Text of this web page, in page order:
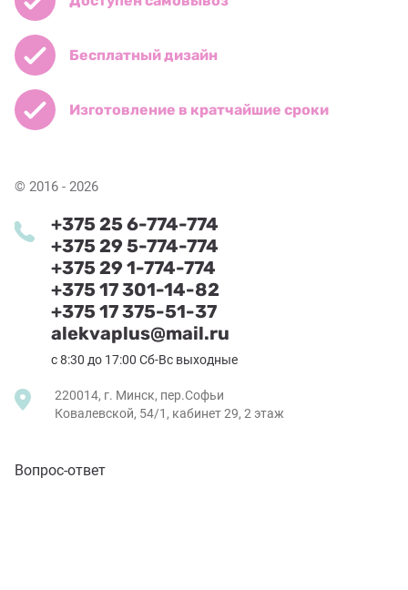
Бесплатный дизайн
Изготовление в кратчайшие сроки
© 2016 - 2026
+375 25 6-774-774
+375 29 5-774-774
+375 29 1-774-774
+375 17 301-14-82
+375 17 375-51-37
alekvaplus@mail.ru
с 8:30 до 17:00 Сб-Вс выходные
220014, г. Минск, пер.Софьи
Ковалевской, 54/1, кабинет 29, 2 этаж
Вопрос-ответ